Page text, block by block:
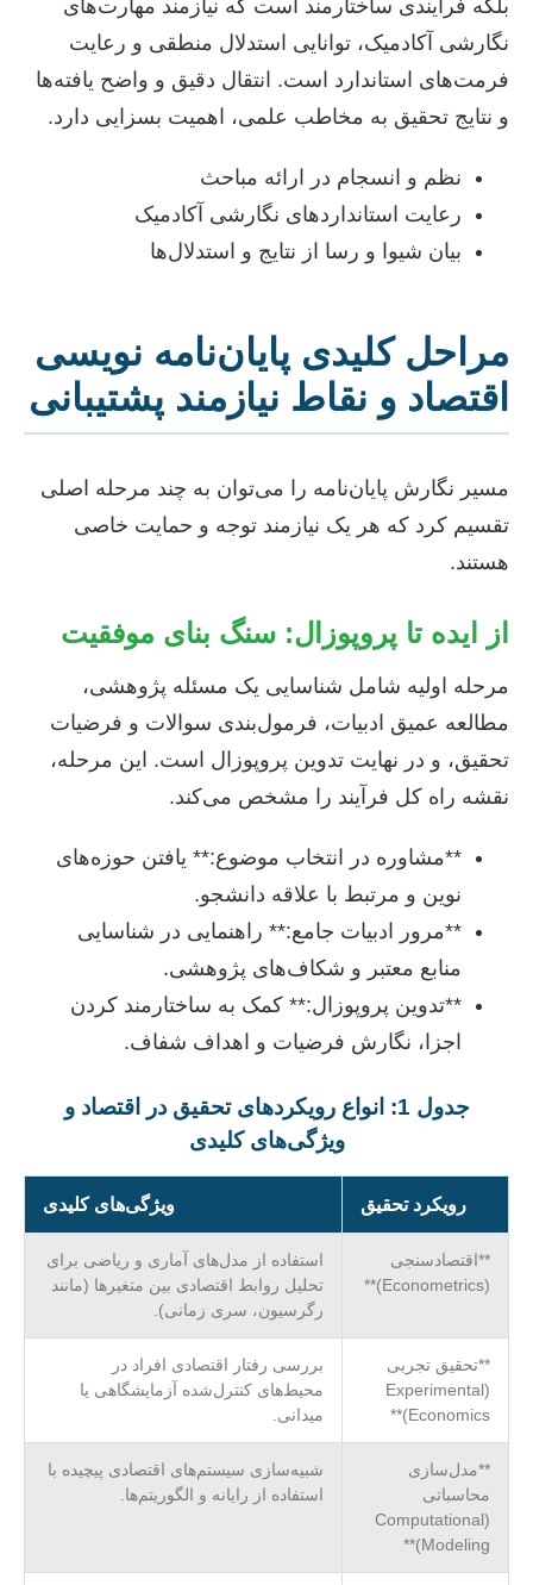
بلکه فرآیندی ساختارمند است که نیازمند مهارت‌های
نگارشی آکادمیک، توانایی استدلال منطقی و رعایت
فرمت‌های استاندارد است. انتقال دقیق و واضح یافته‌ها
و نتایج تحقیق به مخاطب علمی، اهمیت بسزایی دارد.
نظم و انسجام در ارائه مباحث
رعایت استانداردهای نگارشی آکادمیک
بیان شیوا و رسا از نتایج و استدلال‌ها
مراحل کلیدی پایان‌نامه نویسی
اقتصاد و نقاط نیازمند پشتیبانی
مسیر نگارش پایان‌نامه را می‌توان به چند مرحله اصلی
تقسیم کرد که هر یک نیازمند توجه و حمایت خاصی
هستند.
از ایده تا پروپوزال: سنگ بنای موفقیت
مرحله اولیه شامل شناسایی یک مسئله پژوهشی،
مطالعه عمیق ادبیات، فرمول‌بندی سوالات و فرضیات
تحقیق، و در نهایت تدوین پروپوزال است. این مرحله،
نقشه راه کل فرآیند را مشخص می‌کند.
**مشاوره در انتخاب موضوع:** یافتن حوزه‌های
نوین و مرتبط با علاقه دانشجو.
**مرور ادبیات جامع:** راهنمایی در شناسایی
منابع معتبر و شکاف‌های پژوهشی.
**تدوین پروپوزال:** کمک به ساختارمند کردن
اجزا، نگارش فرضیات و اهداف شفاف.
جدول 1: انواع رویکردهای تحقیق در اقتصاد و
ویژگی‌های کلیدی
رویکرد تحقیق ویژگی‌های کلیدی
**اقتصادسنجی
(Econometrics)**
استفاده از مدل‌های آماری و ریاضی برای
تحلیل روابط اقتصادی بین متغیرها (مانند
رگرسیون، سری زمانی).
**تحقیق تجربی
(Experimental
Economics)**
بررسی رفتار اقتصادی افراد در
محیط‌های کنترل‌شده آزمایشگاهی یا
میدانی.
**مدل‌سازی
محاسباتی
(Computational
Modeling)**
شبیه‌سازی سیستم‌های اقتصادی پیچیده با
استفاده از رایانه و الگوریتم‌ها.